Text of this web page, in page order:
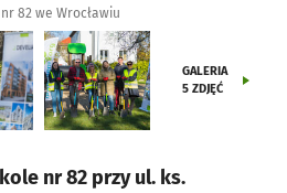
82 we Wrocławiu
GALERIA
5 ZDJĘĆ
nr 82 przy ul. ks.